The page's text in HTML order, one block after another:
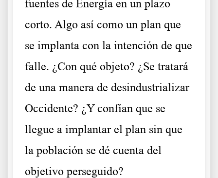
fuentes de Energía en un plazo
corto. Algo así como un plan que
se implanta con la intención de que
falle. ¿Con qué objeto? ¿Se tratará
de una manera de desindustrializar
Occidente? ¿Y confían que se
llegue a implantar el plan sin que
la población se dé cuenta del
objetivo perseguido?